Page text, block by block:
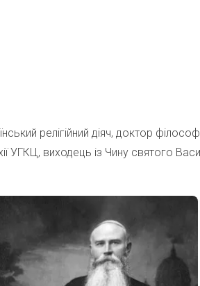
релігійний діяч, доктор
УГКЦ, виходець із Чину святого